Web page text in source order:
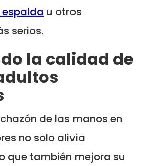
espalda u otros
serios.
la calidad de
de las manos en
no solo alivia
que también mejora su